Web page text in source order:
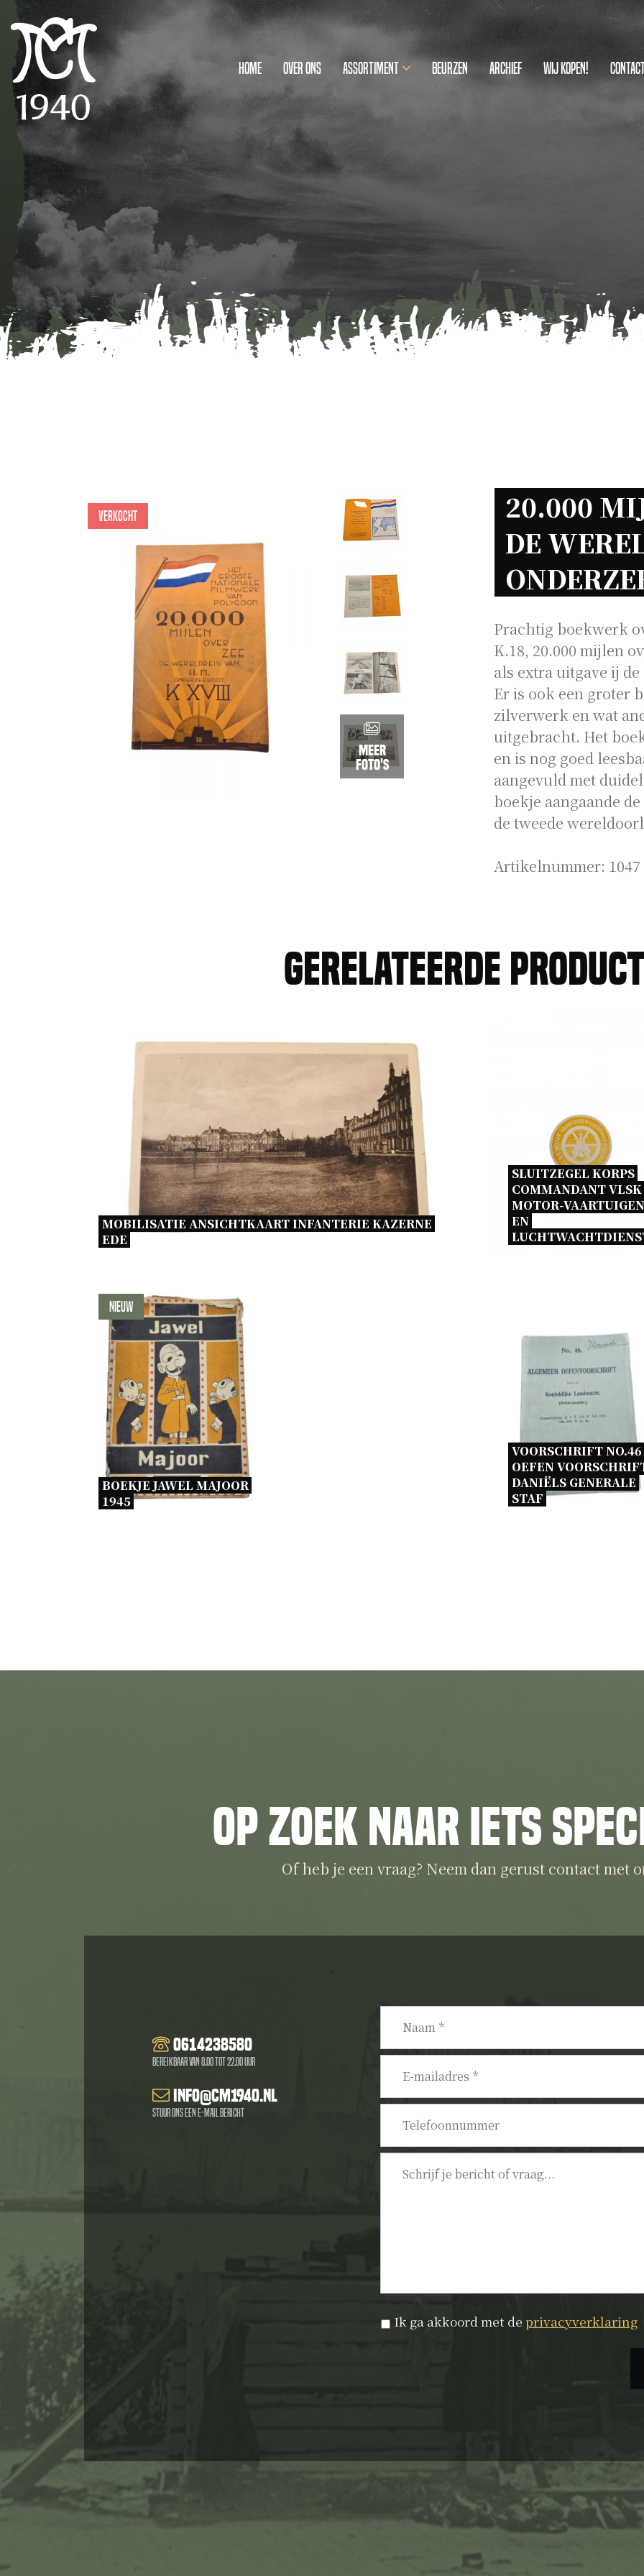
Home Over ons Assortiment Beurzen Archief Wij kopen!
Verkocht
Meer
foto's
20.000
DE
Prachtig boekwerk
K.18, 20.000 mijlen
als extra uitgave ij
Er is ook een groter
zilverwerk en wat
uitgebracht. Het
en is nog goed
aangevuld met
boekje aangaande
de tweede
Artikelnummer: 1047
Gerelateerde
MOBILISATIE ANSICHTKAART INFANTERIE KAZERNE
EDE
SLUITZEGEL KORPS
COMMANDANT VLSK
MOTOR-VAARTUIGEN
EN
VOORSCHRIFT NO.46
OEFEN
DANIËLS GENERALE
STAF
Nieuw
BOEKJE JAWEL MAJOOR
1945
Op zoek naar iets
Of heb je een vraag? Neem dan gerust contact met
0614238580
Bereikbaar van 8.00 tot 22.00 uur
info@cm1940.nl
Stuur ons een e-mail bericht
mailadres *
Privacyverklaring *
Ik ga akkoord met de privacyverklaring